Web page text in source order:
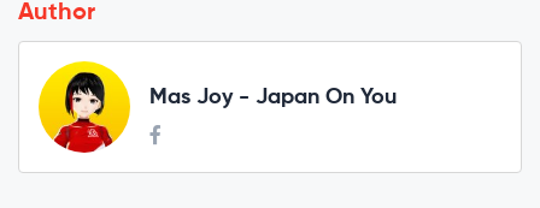
Author
Mas Joy - Japan On You